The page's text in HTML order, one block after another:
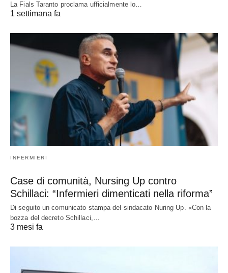
La Fials Taranto proclama ufficialmente lo…
1 settimana fa
INFERMIERI
Case di comunità, Nursing Up contro
Schillaci: “Infermieri dimenticati nella riforma”
Di seguito un comunicato stampa del sindacato Nuring Up. «Con la
bozza del decreto Schillaci,…
3 mesi fa